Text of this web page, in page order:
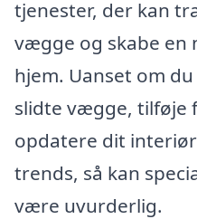
tjenester, der kan
vægge og skabe en
hjem. Uanset om
slidte vægge, tilføje
opdatere dit
trends, så kan
være uvurderlig.